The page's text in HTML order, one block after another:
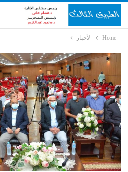
Home الأخبار